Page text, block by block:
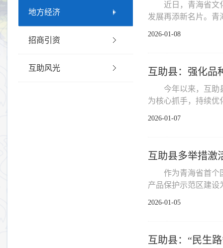
地方经济
招商引资
互助风光
近日，青海省文
发展再添新名片。青
2026-01-08
互助县：强化品
今年以来，互助
为核心抓手，持续优
2026-01-07
互助县多举措激
作为青海省首个
产品保护示范区建设
2026-01-05
互助县：“民生